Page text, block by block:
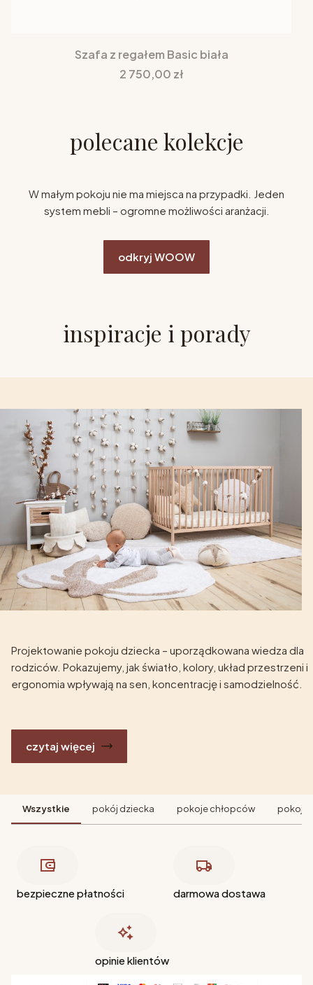
Szafa z regałem Basic biała
Cena
2 750,00 zł
polecane kolekcje
W małym pokoju nie ma miejsca na przypadki. Jeden
system mebli – ogromne możliwości aranżacji.
odkryj WOOW
inspiracje i porady
Projektowanie pokoju dziecka – uporządkowana wiedza dla
rodziców. Pokazujemy, jak światło, kolory, układ przestrzeni i
ergonomia wpływają na sen, koncentrację i samodzielność.
czytaj więcej
Wszystkie pokój dziecka pokoje chłopców pokoje
bezpieczne płatności darmowa dostawa
opinie klientów